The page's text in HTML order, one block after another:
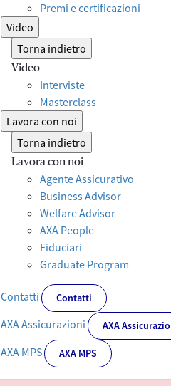
Premi e certificazioni
Video
Torna indietro
Video
Interviste
Masterclass
Lavora con noi
Torna indietro
Lavora con noi
Agente Assicurativo
Business Advisor
Welfare Advisor
AXA People
Fiduciari
Graduate Program
Contatti Contatti
AXA Assicurazioni AXA
AXA MPS AXA MPS